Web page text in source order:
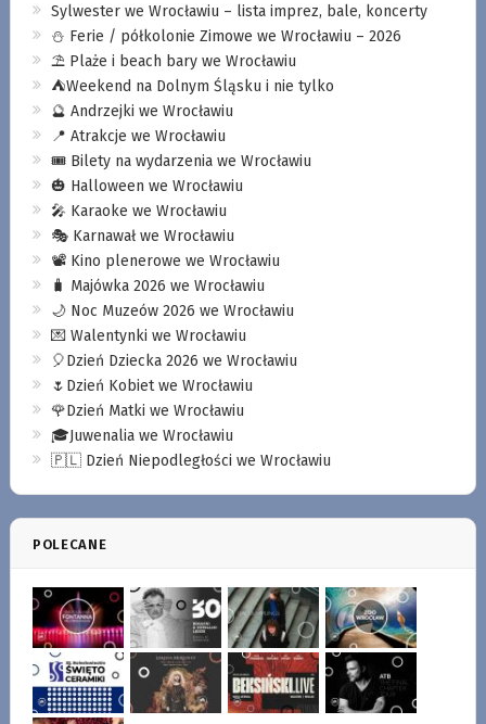
Sylwester we Wrocławiu – lista imprez, bale, koncerty
⛄️ Ferie / półkolonie Zimowe we Wrocławiu – 2026
⛱️ Plaże i beach bary we Wrocławiu
⛺️Weekend na Dolnym Śląsku i nie tylko
🔮 Andrzejki we Wrocławiu
📍 Atrakcje we Wrocławiu
🎟️ Bilety na wydarzenia we Wrocławiu
🎃 Halloween we Wrocławiu
🎤 Karaoke we Wrocławiu
🎭 Karnawał we Wrocławiu
📽️ Kino plenerowe we Wrocławiu
🧳 Majówka 2026 we Wrocławiu
🌙 Noc Muzeów 2026 we Wrocławiu
💌 Walentynki we Wrocławiu
🎈Dzień Dziecka 2026 we Wrocławiu
🌷Dzień Kobiet we Wrocławiu
🌹Dzień Matki we Wrocławiu
🎓Juwenalia we Wrocławiu
🇵🇱 Dzień Niepodległości we Wrocławiu
POLECANE